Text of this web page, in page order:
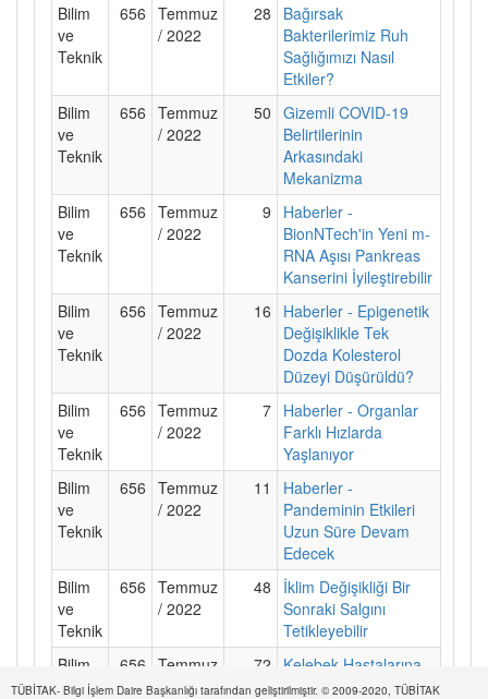
Bilim
ve
Teknik
656 Temmuz
/ 2022
28
Bağırsak
Bakterilerimiz Ruh
Sağlığımızı Nasıl
Etkiler?
Bilim
ve
Teknik
656 Temmuz
/ 2022
50 Gizemli COVID-19
Belirtilerinin
Arkasındaki
Mekanizma
Bilim
ve
Teknik
656 Temmuz
/ 2022
9
Haberler -
BionNTech'in Yeni m-
RNA Aşısı Pankreas
Kanserini İyileştirebilir
Bilim
ve
Teknik
656 Temmuz
/ 2022
16
Haberler - Epigenetik
Değişiklikle Tek
Dozda Kolesterol
Düzeyi Düşürüldü?
Bilim
ve
Teknik
656 Temmuz
/ 2022
7 Haberler - Organlar
Farklı Hızlarda
Yaşlanıyor
Bilim
ve
Teknik
656 Temmuz
/ 2022
11
Haberler -
Pandeminin Etkileri
Uzun Süre Devam
Edecek
Bilim
ve
Teknik
656 Temmuz
/ 2022
48
İklim Değişikliği Bir
Sonraki Salgını
Tetikleyebilir
Bilim
ve
656 Temmuz
/ 2022
72
Kelebek Hastalarına
Umut
TÜBİTAK- Bilgi İşlem Daire Başkanlığı tarafından geliştirilmiştir. © 2009-2020, TÜBİTAK